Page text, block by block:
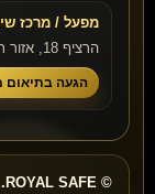
מפעל / מרכז
הרציף 18, אזור תעשייה בית יהושע
הגעה
© ROYAL SAFE. כל הזכויות שמורות.